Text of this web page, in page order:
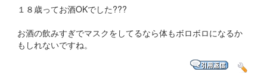
１８歳ってお酒OKでした???
お酒の飲みすぎでマスクをしてるなら体もボロボロになるか
もしれないですね。